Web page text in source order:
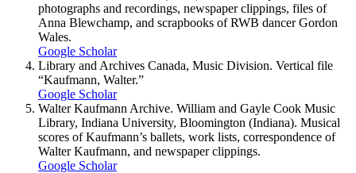
photographs and recordings, newspaper clippings, files of
Anna Blewchamp, and scrapbooks of RWB dancer Gordon
Wales.
Google Scholar
Library and Archives Canada, Music Division. Vertical file
“Kaufmann, Walter.”
Google Scholar
Walter Kaufmann Archive. William and Gayle Cook Music
Library, Indiana University, Bloomington (Indiana). Musical
scores of Kaufmann’s ballets, work lists, correspondence of
Walter Kaufmann, and newspaper clippings.
Google Scholar